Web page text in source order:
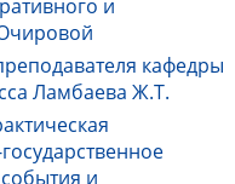
и
кафедры
Ламбаева Ж.Т.
и